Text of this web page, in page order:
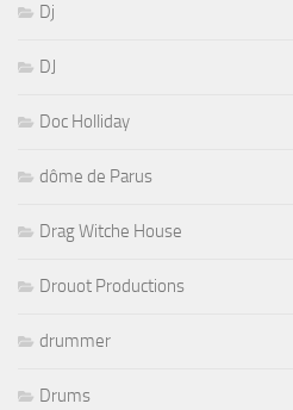
Dj
DJ
Doc Holliday
dôme de Parus
Drag Witche House
Drouot Productions
drummer
Drums